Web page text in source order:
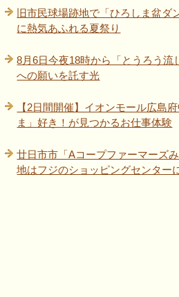
旧市民球場跡地で「ひろしま盆ダ
に熱気あふれる夏祭り
8月6日今夜18時から「とうろう流
への願いを託す光
【2日間開催】イオンモール広島
ま」好き！が見つかるお仕事体験
廿日市市「Aコープファーマーズ
地はフジのショッピングセンター